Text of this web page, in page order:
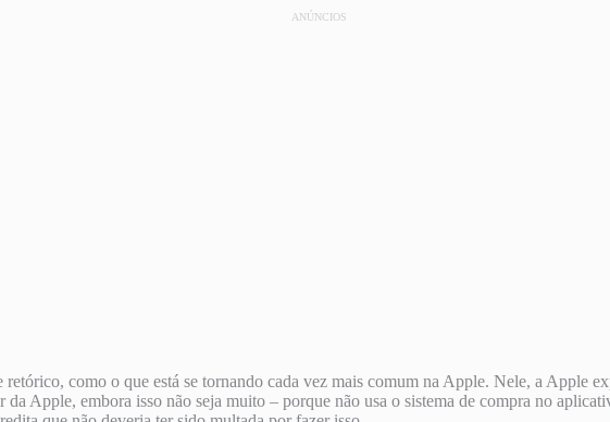
ANÚNCIOS
como o que está se tornando cada vez mais comum na Apple. Nele, a Apple
Apple, embora isso não seja muito – porque não usa o sistema de compra no